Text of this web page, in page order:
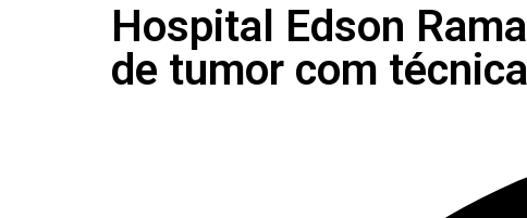
Hospital Edson
de tumor com